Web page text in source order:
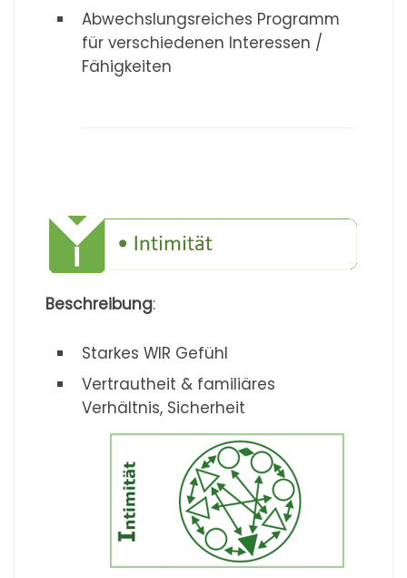
Abwechslungsreiches Programm
für verschiedenen Interessen /
Fähigkeiten
Beschreibung:
Starkes WIR Gefühl
Vertrautheit & familiäres
Verhältnis, Sicherheit